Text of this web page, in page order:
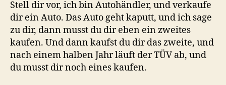
Stell dir vor, ich bin Autohändler, und verkaufe
dir ein Auto. Das Auto geht kaputt, und ich sage
zu dir, dann musst du dir eben ein zweites
kaufen. Und dann kaufst du dir das zweite, und
nach einem halben Jahr läuft der TÜV ab, und
du musst dir noch eines kaufen.